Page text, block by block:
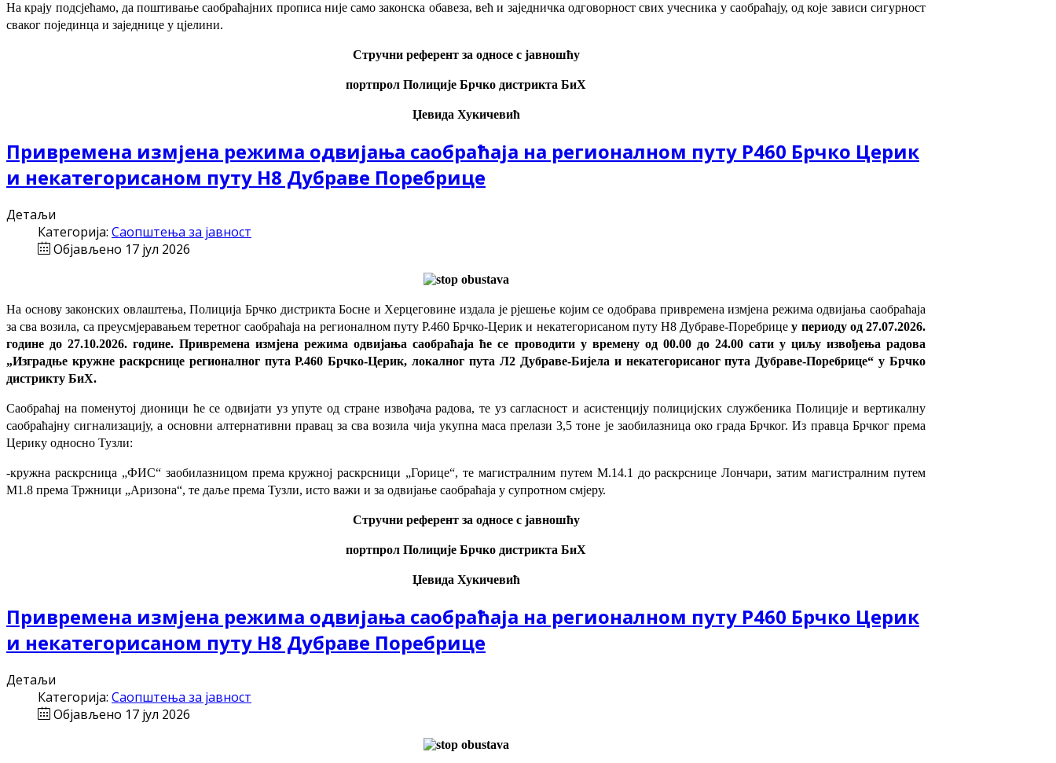
На крају подсјећамо, да поштивање саобраћајних прописа није само законска обавеза, већ и заједничка одговорност свих учесника у саобраћају, од које зависи сигурност
сваког појединца и заједнице у цјелини.
Стручни референт за односе с јавношћу
портпрол Полиције Брчко дистрикта БиХ
Џевида Хукичевић
Привремена измјена режима одвијања саобраћаја на регионалном путу Р460 Брчко Церик
и некатегорисаном путу Н8 Дубраве Поребрице
Детаљи
Категорија: Саопштења за јавност
Објављено 17 јул 2026
На основу законских овлаштења, Полиција Брчко дистрикта Босне и Херцеговине издала је рјешење којим се одобрава привремена измјена режима одвијања саобраћаја
за сва возила, са преусмјеравањем теретног саобраћаја на регионалном путу Р.460 Брчко-Церик и некатегорисаном путу Н8 Дубраве-Поребрицеу периоду од 27.07.2026.
године до 27.10.2026. године. Привремена измјена режима одвијања саобраћаја ће се проводити у времену од 00.00 до 24.00 сати у циљу извођења радова
„Изградње кружне раскрснице регионалног пута Р.460 Брчко-Церик, локалног пута Л2 Дубраве-Бијела и некатегорисаног пута Дубраве-Поребрице“ у Брчко
дистрикту БиХ.
Саобраћај на поменутој дионици ће се одвијати уз упуте од стране извођача радова, те уз сагласност и асистенцију полицијских службеника Полиције и вертикалну
саобраћајну сигнализацију, а основни алтернативни правац за сва возила чија укупна маса прелази 3,5 тоне је заобилазница око града Брчког. Из правца Брчког према
Церику односно Тузли:
-кружна раскрсница „ФИС“ заобилазницом према кружној раскрсници „Горице“, те магистралним путем М.14.1 до раскрснице Лончари, затим магистралним путем
М1.8 према Тржници „Аризона“, те даље према Тузли, исто важи и за одвијање саобраћаја у супротном смјеру.
Стручни референт за односе с јавношћу
портпрол Полиције Брчко дистрикта БиХ
Џевида Хукичевић
Привремена измјена режима одвијања саобраћаја на регионалном путу Р460 Брчко Церик
и некатегорисаном путу Н8 Дубраве Поребрице
Детаљи
Категорија: Саопштења за јавност
Објављено 17 јул 2026